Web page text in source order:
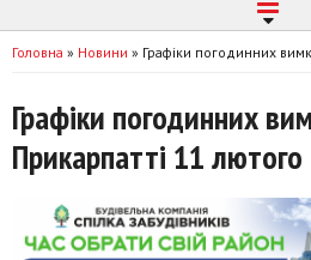
Головна » Новини » Графіки погодинних
Графіки погодинних
Прикарпатті 11 лютого